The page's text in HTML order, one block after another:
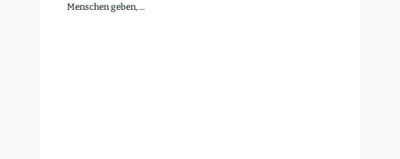
Menschen geben, ...